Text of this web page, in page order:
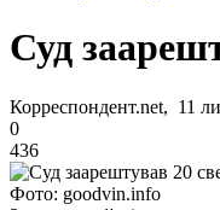
Суд
Корреспондент.net, 11
0
436
Фото: goodvin.info